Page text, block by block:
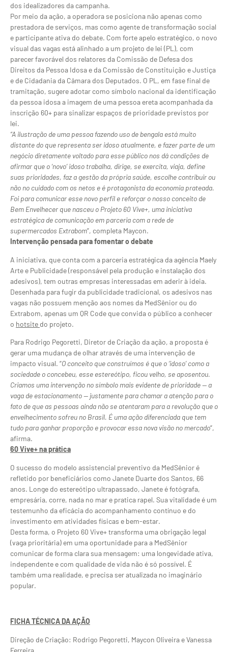
dos idealizadores da campanha.
Por meio da ação, a operadora se posiciona não apenas como
prestadora de serviços, mas como agente de transformação social
e participante ativa do debate. Com forte apelo estratégico, o novo
visual das vagas está alinhado a um projeto de lei (PL), com
parecer favorável dos relatores da Comissão de Defesa dos
Direitos da Pessoa Idosa e da Comissão de Constituição e Justiça
e de Cidadania da Câmara dos Deputados. O PL, em fase final de
tramitação, sugere adotar como símbolo nacional da identificação
da pessoa idosa a imagem de uma pessoa ereta acompanhada da
inscrição 60+ para sinalizar espaços de prioridade previstos por
lei.
“A ilustração de uma pessoa fazendo uso de bengala está muito
distante do que representa ser idoso atualmente, e fazer parte de um
negócio diretamente voltado para esse público nos dá condições de
afirmar que o ‘novo’ idoso trabalha, dirige, se exercita, viaja, define
suas prioridades, faz a gestão da própria saúde, escolhe contribuir ou
não no cuidado com os netos e é protagonista da economia prateada.
Foi para comunicar esse novo perfil e reforçar o nosso conceito de
Bem Envelhecer que nasceu o Projeto 60 Vive+, uma iniciativa
estratégica de comunicação em parceria com a rede de
supermercados Extrabom”, completa Maycon.
Intervenção pensada para fomentar o debate
A iniciativa, que conta com a parceria estratégica da agência Maely
Arte e Publicidade (responsável pela produção e instalação dos
adesivos), tem outras empresas interessadas em aderir à ideia.
Desenhada para fugir da publicidade tradicional, os adesivos nas
vagas não possuem menção aos nomes da MedSênior ou do
Extrabom, apenas um QR Code que convida o público a conhecer
o hotsite do projeto.
Para Rodrigo Pegoretti, Diretor de Criação da ação, a proposta é
gerar uma mudança de olhar através de uma intervenção de
impacto visual. “O conceito que construímos é que o ‘idoso’ como a
sociedade o concebeu, esse estereótipo, ficou velho, se aposentou.
Criamos uma intervenção no símbolo mais evidente de prioridade — a
vaga de estacionamento — justamente para chamar a atenção para o
fato de que as pessoas ainda não se atentaram para a revolução que o
envelhecimento sofreu no Brasil. É uma ação diferenciada que tem
tudo para ganhar proporção e provocar essa nova visão no mercado“,
afirma.
60 Vive+ na prática
O sucesso do modelo assistencial preventivo da MedSênior é
refletido por beneficiários como Janete Duarte dos Santos, 66
anos. Longe do estereótipo ultrapassado, Janete é fotógrafa,
empresária, corre, nada no mar e pratica rapel. Sua vitalidade é um
testemunho da eficácia do acompanhamento contínuo e do
investimento em atividades físicas e bem-estar.
Desta forma, o Projeto 60 Vive+ transforma uma obrigação legal
(vaga prioritária) em uma oportunidade para a MedSênior
comunicar de forma clara sua mensagem: uma longevidade ativa,
independente e com qualidade de vida não é só possível. É
também uma realidade, e precisa ser atualizada no imaginário
popular.
FICHA TÉCNICA DA AÇÃO
Direção de Criação: Rodrigo Pegoretti, Maycon Oliveira e Vanessa
Ferreira